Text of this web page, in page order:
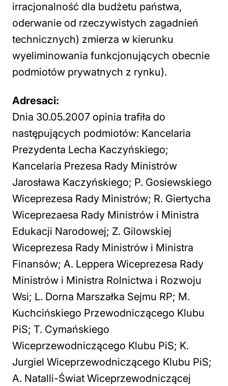
irracjonalność dla budżetu państwa,
oderwanie od rzeczywistych zagadnień
technicznych) zmierza w kierunku
wyeliminowania funkcjonujących obecnie
podmiotów prywatnych z rynku).
Adresaci:
Dnia 30.05.2007 opinia trafiła do
następujących podmiotów: Kancelaria
Prezydenta Lecha Kaczyńskiego;
Kancelaria Prezesa Rady Ministrów
Jarosława Kaczyńskiego; P. Gosiewskiego
Wiceprezesa Rady Ministrów; R. Giertycha
Wiceprezaesa Rady Ministrów i Ministra
Edukacji Narodowej; Z. Gilowskiej
Wiceprezesa Rady Ministrów i Ministra
Finansów; A. Leppera Wiceprezesa Rady
Ministrów i Ministra Rolnictwa i Rozwoju
Wsi; L. Dorna Marszałka Sejmu RP; M.
Kuchcińskiego Przewodniczącego Klubu
PiS; T. Cymańskiego
Wiceprzewodniczącego Klubu PiS; K.
Jurgiel Wiceprzewodniczącego Klubu PiS;
A. Natalli-Świat Wiceprzewodniczącej